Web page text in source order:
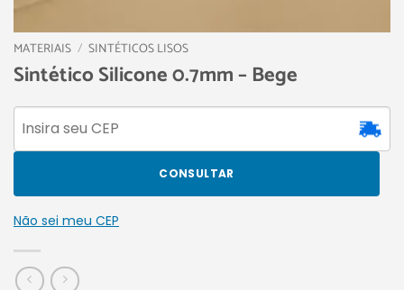
MATERIAIS / SINTÉTICOS LISOS
Sintético Silicone 0.7mm – Bege
CONSULTAR
Não sei meu CEP